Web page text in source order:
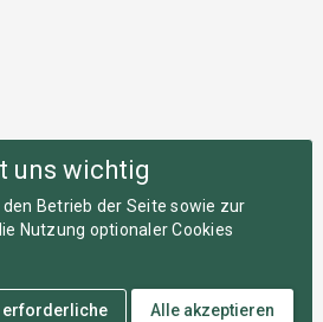
uns wichtig
Betrieb der Seite sowie zur
Nutzung optionaler Cookies
erforderliche Alle akzeptieren